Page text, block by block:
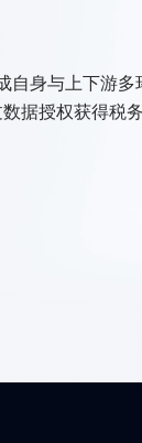
自身与上下游
据授权获得税